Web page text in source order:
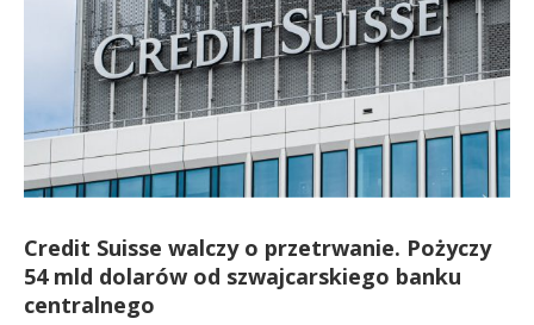
Credit Suisse walczy o przetrwanie. Pożyczy
54 mld dolarów od szwajcarskiego banku
centralnego